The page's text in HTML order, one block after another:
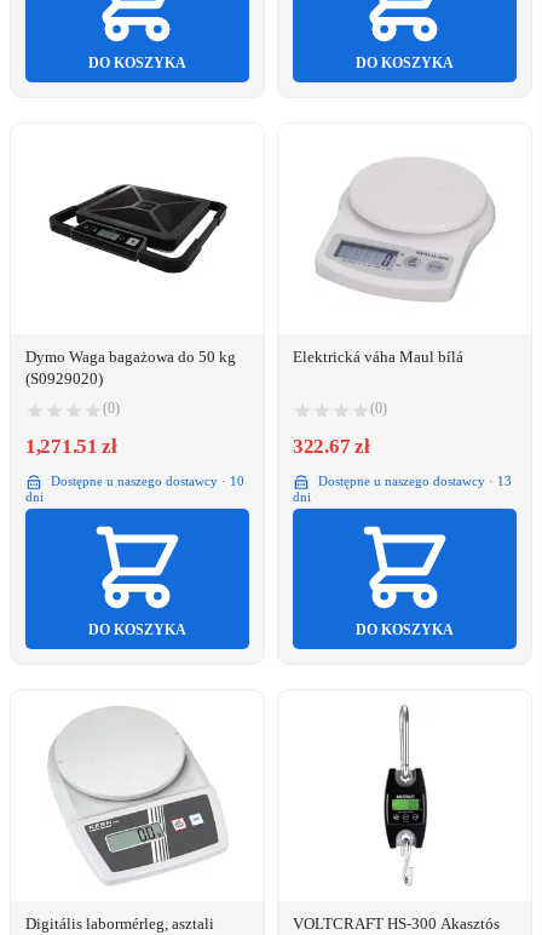
DO KOSZYKA DO KOSZYKA
Dymo Waga bagażowa do 50 kg
(S0929020)
(0)
1,271.51 zł
Dostępne u naszego dostawcy · 10
dni
DO KOSZYKA
Elektrická váha Maul bílá
(0)
322.67 zł
Dostępne u naszego dostawcy · 13
dni
DO KOSZYKA
Digitális labormérleg, asztali
VOLTCRAFT HS-300 Akasztós